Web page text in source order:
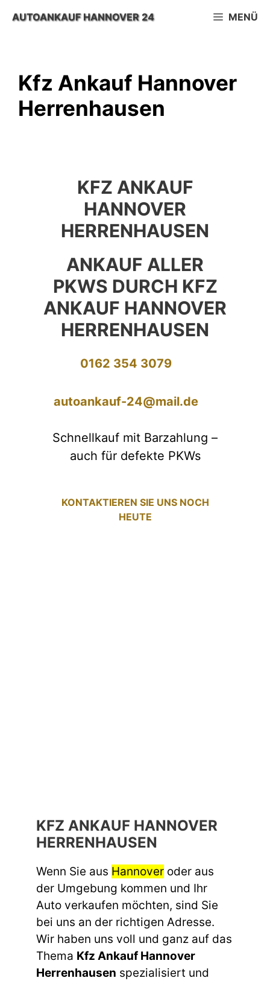
InhaltAUTOANKAUF HANNOVER 24 MENÜ
Kfz Ankauf Hannover
Herrenhausen
KFZ ANKAUF
HANNOVER
HERRENHAUSEN
ANKAUF ALLER
PKWS DURCH KFZ
ANKAUF HANNOVER
HERRENHAUSEN
0162 354 3079
autoankauf-24@mail.de
Schnellkauf mit Barzahlung –
auch für defekte PKWs
KONTAKTIEREN SIE UNS NOCH
HEUTE
KFZ ANKAUF HANNOVER
HERRENHAUSEN
Wenn Sie aus Hannover oder aus
der Umgebung kommen und Ihr
Auto verkaufen möchten, sind Sie
bei uns an der richtigen Adresse.
Wir haben uns voll und ganz auf das
Thema Kfz Ankauf Hannover
Herrenhausen spezialisiert und